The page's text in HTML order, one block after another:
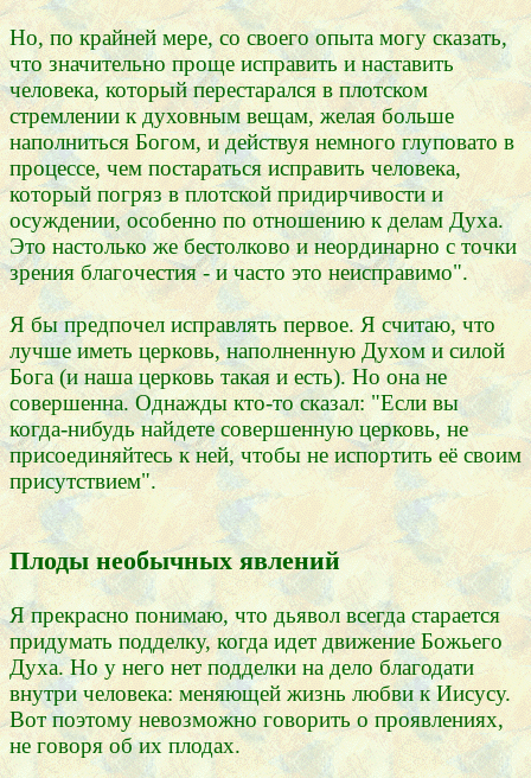
Но, по крайней мере, со своего опыта могу сказать,
что значительно проще исправить и наставить
человека, который перестарался в плотском
стремлении к духовным вещам, желая больше
наполниться Богом, и действуя немного глуповато в
процессе, чем постараться исправить человека,
который погряз в плотской придирчивости и
осуждении, особенно по отношению к делам Духа.
Это настолько же бестолково и неординарно с точки
зрения благочестия - и часто это неисправимо".
Я бы предпочел исправлять первое. Я считаю, что
лучше иметь церковь, наполненную Духом и силой
Бога (и наша церковь такая и есть). Но она не
совершенна. Однажды кто-то сказал: "Если вы
когда-нибудь найдете совершенную церковь, не
присоединяйтесь к ней, чтобы не испортить её своим
присутствием".
Плоды необычных явлений
Я прекрасно понимаю, что дьявол всегда старается
придумать подделку, когда идет движение Божьего
Духа. Но у него нет подделки на дело благодати
внутри человека: меняющей жизнь любви к Иисусу.
Вот поэтому невозможно говорить о проявлениях,
не говоря об их плодах.